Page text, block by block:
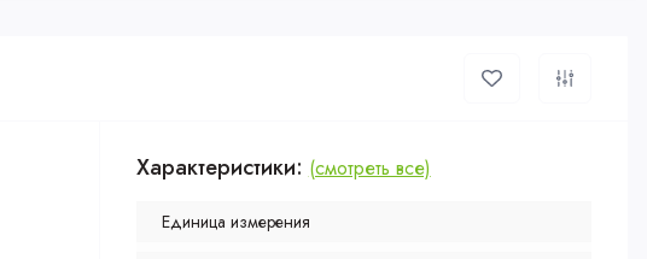
Характеристики: (смотреть все)
Единица измерения